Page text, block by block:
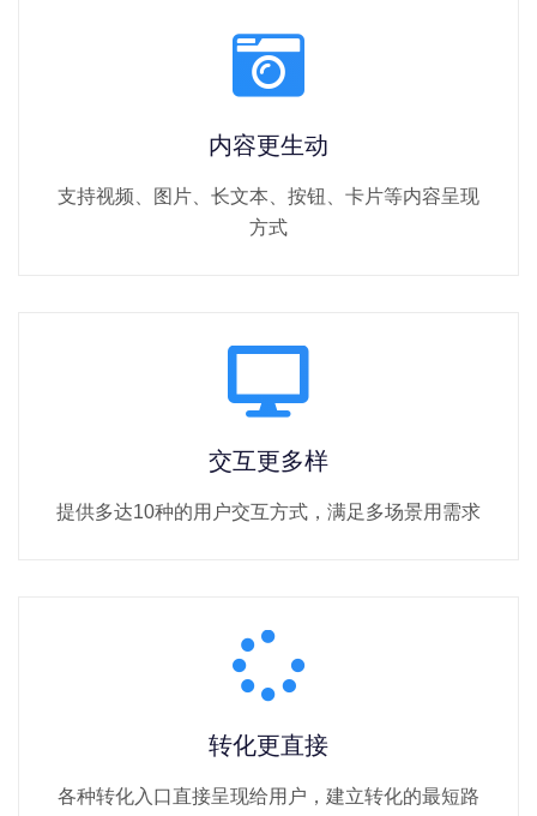
内容更生动
支持视频、图片、长文本、按钮、卡片等内容呈现
方式
交互更多样
提供多达10种的用户交互方式，满足多场景用需求
转化更直接
各种转化入口直接呈现给用户，建立转化的最短路